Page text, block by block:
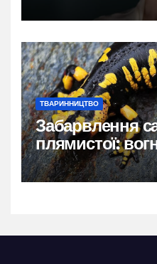
ТВАРИННИЦТВО
Забарвлення
плямистої:
чорному тлі